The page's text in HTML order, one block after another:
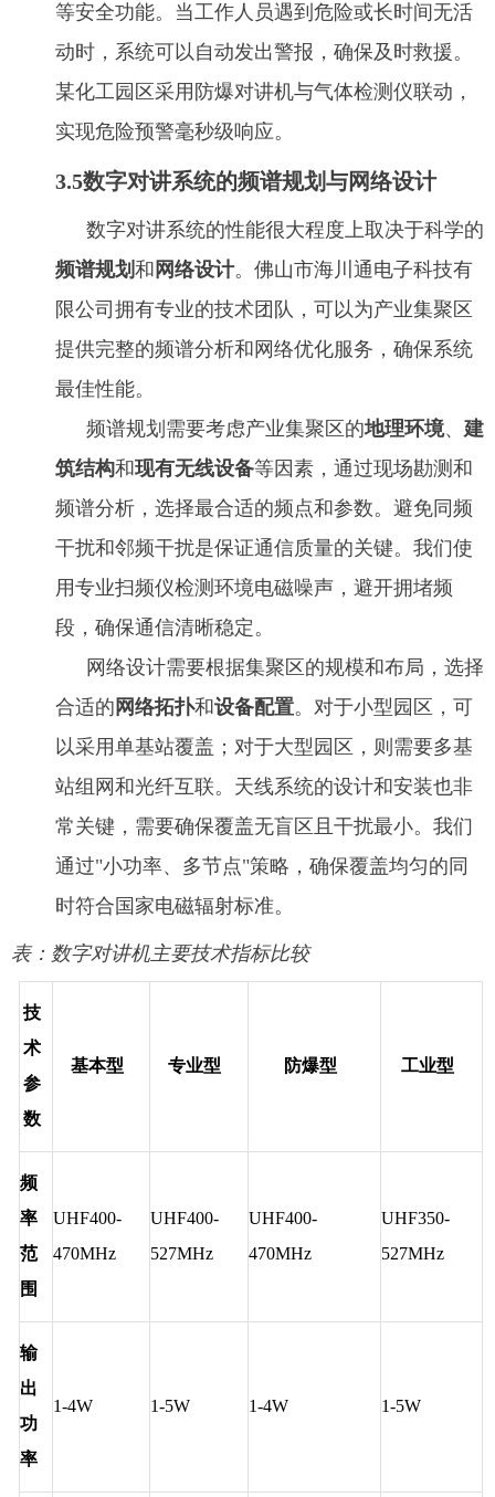
等安全功能。当工作人员遇到危险或长时间无活
动时，系统可以自动发出警报，确保及时救援。
某化工园区采用防爆对讲机与气体检测仪联动，
实现危险预警毫秒级响应。
3.5数字对讲系统的频谱规划与网络设计
数字对讲系统的性能很大程度上取决于科学的
频谱规划和 网络设计。佛山市海川通电子科技有
限公司拥有专业的技术团队，可以为产业集聚区
提供完整的频谱分析和网络优化服务，确保系统
最佳性能。
频谱规划需要考虑产业集聚区的地理环境、 建
筑结构和现有无线设备等因素，通过现场勘测和
频谱分析，选择最合适的频点和参数。避免同频
干扰和邻频干扰是保证通信质量的关键。我们使
用专业扫频仪检测环境电磁噪声，避开拥堵频
段，确保通信清晰稳定。
网络设计需要根据集聚区的规模和布局，选择
合适的 网络拓扑和设备配置。对于小型园区，可
以采用单基站覆盖；对于大型园区，则需要多基
站组网和光纤互联。天线系统的设计和安装也非
常关键，需要确保覆盖无盲区且干扰最小。我们
通过"小功率、多节点"策略，确保覆盖均匀的同
时符合国家电磁辐射标准。
表：数字对讲机主要技术指标比较
技
术
参
数
基本型 专业型 防爆型 工业型
频
率
范
围
UHF400-
470MHz
UHF400-
527MHz
UHF400-
470MHz
UHF350-
527MHz
输
出
功
率
1-4W 1-5W 1-4W 1-5W